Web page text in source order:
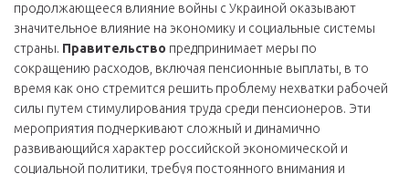
продолжающееся влияние войны с Украиной оказывают
значительное влияние на экономику и социальные системы
страны. Правительство предпринимает меры по
сокращению расходов, включая пенсионные выплаты, в то
время как оно стремится решить проблему нехватки рабочей
силы путем стимулирования труда среди пенсионеров. Эти
мероприятия подчеркивают сложный и динамично
развивающийся характер российской экономической и
социальной политики, требуя постоянного внимания и